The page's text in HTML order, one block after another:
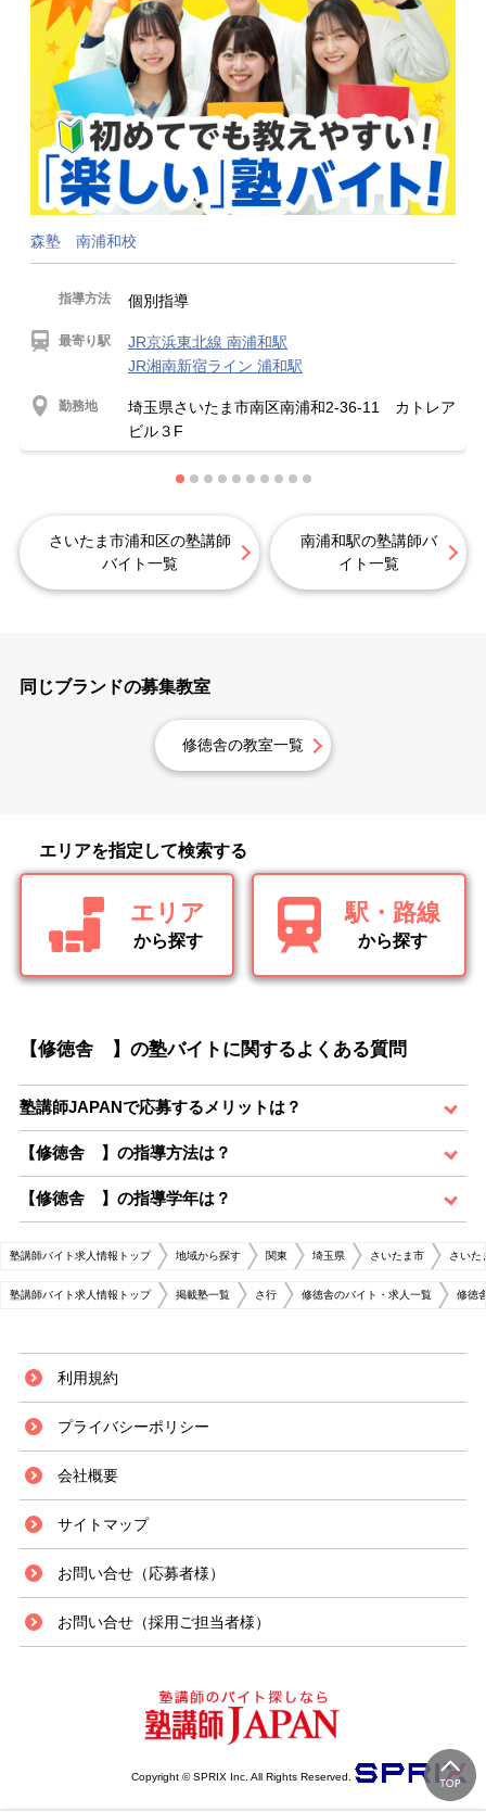
森塾 南浦和校
指導方法 個別指導
最寄り駅
JR京浜東北線 南浦和駅
JR湘南新宿ライン 浦和駅
勤務地
埼玉県さいたま市南区南浦和2-36-11 カトレア
ビル３F
さいたま市浦和区の塾講師
バイト一覧
南浦和駅の塾講師バ
イト一覧
同じブランドの募集教室
修徳舎の教室一覧
エリアを指定して検索する
エリア
から探す
駅・路線
から探す
【修徳舎 】の塾バイトに関するよくある質問
塾講師JAPANで応募するメリットは？
【修徳舎 】の指導方法は？
【修徳舎 】の指導学年は？
塾講師バイト求人情報トップ 地域から探す 関東 埼玉県 さいたま市 さいた
塾講師バイト求人情報トップ 掲載塾一覧 さ行 修徳舎のバイト・求人一覧 修徳
利用規約
プライバシーポリシー
会社概要
サイトマップ
お問い合せ（応募者様）
お問い合せ（採用ご担当者様）
Copyright © SPRIX Inc. All Rights Reserved.